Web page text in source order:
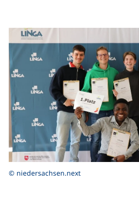
© niedersachsen.next